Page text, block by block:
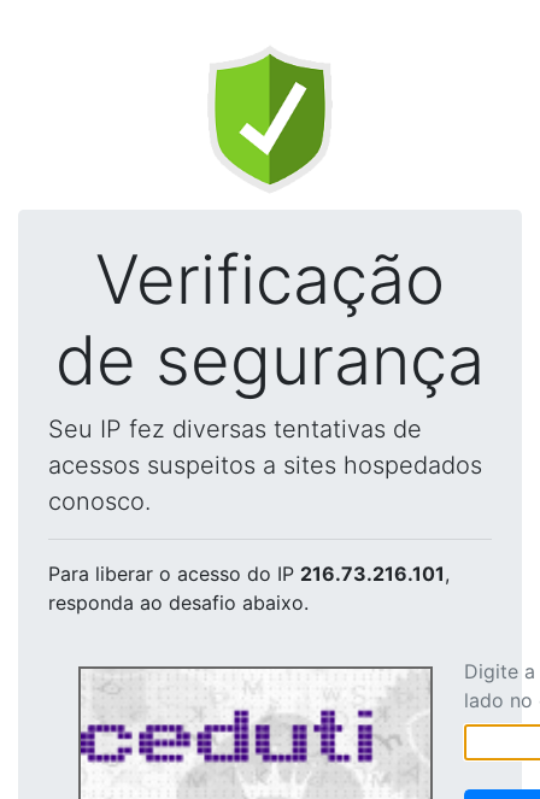
Verificação
de segurança
Seu IP fez diversas tentativas de
acessos suspeitos a sites hospedados
conosco.
Para liberar o acesso do IP 216.73.216.101,
responda ao desafio abaixo.
Digite
lado no